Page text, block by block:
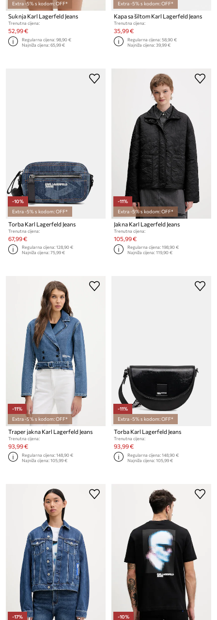
Extra -5% s kodom: OFF*
Suknja Karl Lagerfeld Jeans
Trenutna cijena:
52,99 €
Regularna cijena:98,90 €
Najniža cijena:65,99 €
Extra -5% s kodom: OFF*
Kapa sa šiltom Karl Lagerfeld Jeans
Trenutna cijena:
35,99 €
Regularna cijena:58,90 €
Najniža cijena:39,99 €
-10%
Extra -5% s kodom: OFF*
Torba Karl Lagerfeld Jeans
Trenutna cijena:
67,99 €
Regularna cijena:128,90 €
Najniža cijena:75,99 €
-11%
Extra -5% s kodom: OFF*
Jakna Karl Lagerfeld Jeans
Trenutna cijena:
105,99 €
Regularna cijena:198,90 €
Najniža cijena:119,90 €
-11%
Extra -5% s kodom: OFF*
Traper jakna Karl Lagerfeld Jeans
Trenutna cijena:
93,99 €
Regularna cijena:148,90 €
Najniža cijena:105,99 €
-11%
Extra -5% s kodom: OFF*
Torba Karl Lagerfeld Jeans
Trenutna cijena:
93,99 €
Regularna cijena:148,90 €
Najniža cijena:105,99 €
-17%
-10%